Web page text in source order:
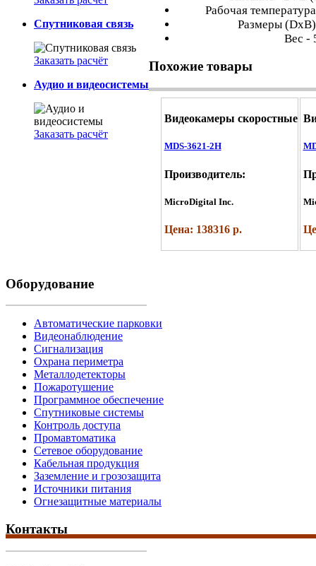
Спутниковая связь
Заказать расчёт
Аудио и видеосистемы
Заказать расчёт
Рабочая
Размеры
Вес -
Похожие товары
Видеокамеры скоростные
MDS-3621-2H
Производитель:
MicroDigital Inc.
Цена: 138316 р.
Оборудование
Автоматические парковки
Видеонаблюдение
Сигнализация
Охрана периметра
Металлодетекторы
Пожаротушение
Программное обеспечение
Спутниковые системы
Контроль доступа
Промавтоматика
Сетевое оборудование
Кабельная продукция
Заземление и грозозащита
Источники питания
Огнезащитные материалы
Контакты